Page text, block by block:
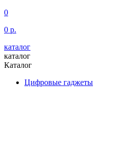
0
0 р.
каталог
каталог
Каталог
Цифровые гаджеты